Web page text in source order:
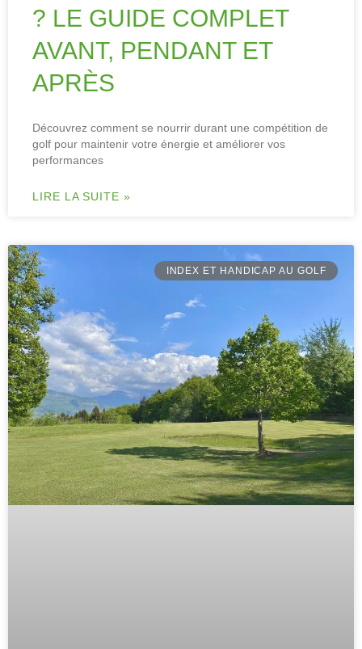
? LE GUIDE COMPLET
AVANT, PENDANT ET
APRÈS
Découvrez comment se nourrir durant une compétition de
golf pour maintenir votre énergie et améliorer vos
performances
LIRE LA SUITE »
INDEX ET HANDICAP AU GOLF